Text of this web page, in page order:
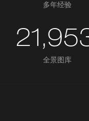
多年经验
全景图库